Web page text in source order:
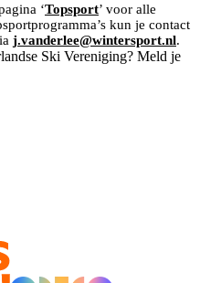
‘Topsport’ voor alle
kun je contact
j.vanderlee@wintersport.nl.
Ski Vereniging? Meld je